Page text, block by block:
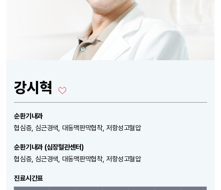
강시혁
순환기내과
협심증, 심근경색, 대동맥판막협착, 저항성고혈압
순환기내과 (심장혈관센터)
협심증, 심근경색, 대동맥판막협착, 저항성고혈압
진료시간표